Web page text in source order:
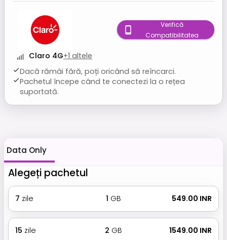
Claro 4G+1 altele
Dacă rămâi fără, poți oricând să reîncarci.
Pachetul începe când te conectezi la o rețea
suportată.
Verifică
Compatibilitatea
Data Only
Alegeți pachetul
7 zile 1 GB ₹ 549.00 INR
15 zile 2 GB ₹ 1549.00 INR